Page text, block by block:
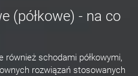
(półkowe) - na co
również schodami półkowymi,
rozwiązań stosowanych